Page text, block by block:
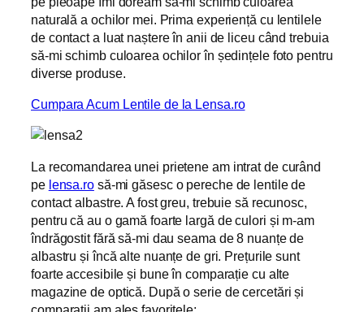
naturală a ochilor mei. Prima experiență cu lentilele
de contact a luat naștere în anii de liceu când trebuia
să-mi schimb culoarea ochilor în ședințele foto pentru
diverse produse.
Cumpara Acum Lentile de la Lensa.ro
La recomandarea unei prietene am intrat de curând
pe lensa.rosă-mi găsesc o pereche de lentile de
contact albastre. A fost greu, trebuie să recunosc,
pentru că au o gamă foarte largă de culori și m-am
îndrăgostit fără să-mi dau seama de 8 nuanțe de
albastru și încă alte nuanțe de gri. Prețurile sunt
foarte accesibile și bune în comparație cu alte
magazine de optică. După o serie de cercetări și